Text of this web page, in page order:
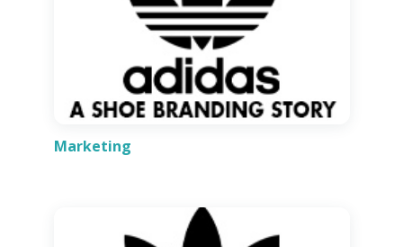
Marketing